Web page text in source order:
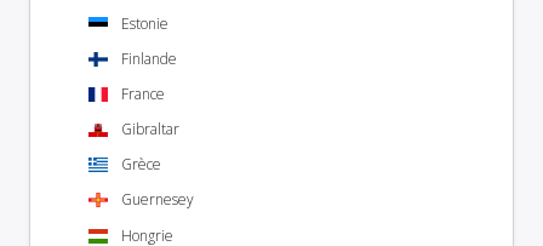
Estonie
Finlande
France
Gibraltar
Grèce
Guernesey
Hongrie